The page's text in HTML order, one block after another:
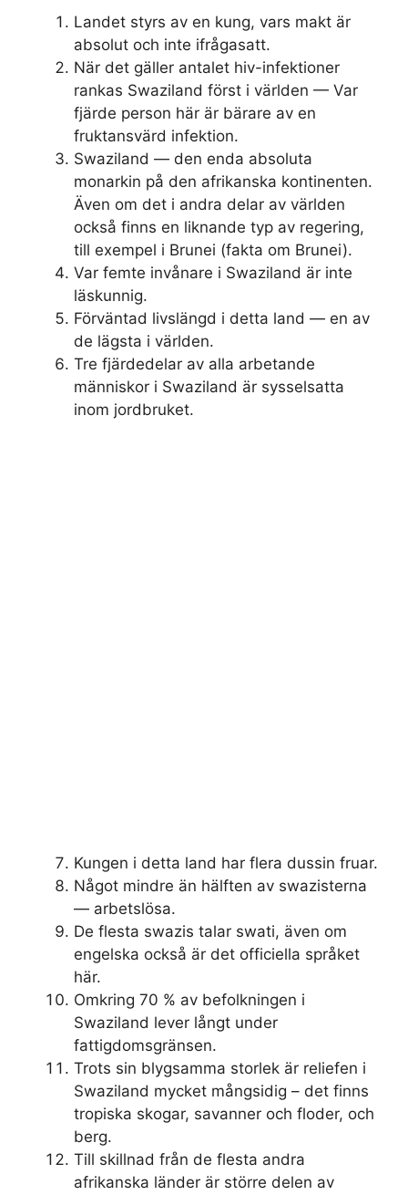
Landet styrs av en kung, vars makt är
absolut och inte ifrågasatt.
När det gäller antalet hiv-infektioner
rankas Swaziland först i världen — Var
fjärde person här är bärare av en
fruktansvärd infektion.
Swaziland — den enda absoluta
monarkin på den afrikanska kontinenten.
Även om det i andra delar av världen
också finns en liknande typ av regering,
till exempel i Brunei (fakta om Brunei).
Var femte invånare i Swaziland är inte
läskunnig.
Förväntad livslängd i detta land — en av
de lägsta i världen.
Tre fjärdedelar av alla arbetande
människor i Swaziland är sysselsatta
inom jordbruket.
Kungen i detta land har flera dussin fruar.
Något mindre än hälften av swazisterna
— arbetslösa.
De flesta swazis talar swati, även om
engelska också är det officiella språket
här.
Omkring 70 % av befolkningen i
Swaziland lever långt under
fattigdomsgränsen.
Trots sin blygsamma storlek är reliefen i
Swaziland mycket mångsidig – det finns
tropiska skogar, savanner och floder, och
berg.
Till skillnad från de flesta andra
afrikanska länder är större delen av